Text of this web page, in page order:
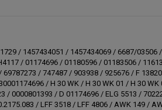
/ 1457434051 / 1457434069 / 6687/03506
/ 01174696 / 01180596 / 01183506 /
/ 747487 / 903938 / 925676 / F
/ H 30 WK / H 30 WK 01 / H 30 WK
0000801393 / D 01174696 / ELG 5513 /
/ LFF 3518 / LFF 4806 / AWK 149 /